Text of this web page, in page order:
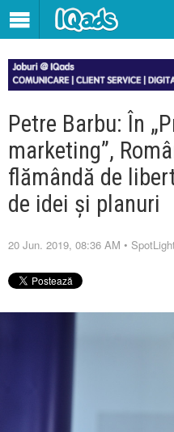
Petre Barbu: În
marketing”,
flămândă de
de idei și planuri
20 Jun. 2019, 08:36 AM •